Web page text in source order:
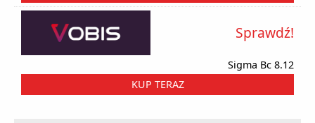
Sigma Bc 8.12
Sprawdź!
KUP TERAZ